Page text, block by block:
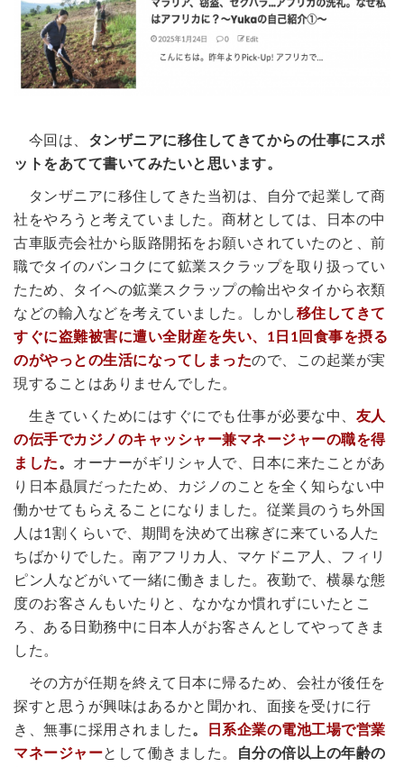
今回は、 タンザニアに移住してきてからの仕事にスポ
ットをあてて書いてみたいと思います。
タンザニアに移住してきた当初は、自分で起業して商
社をやろうと考えていました。商材としては、日本の中
古車販売会社から販路開拓をお願いされていたのと、前
職でタイのバンコクにて鉱業スクラップを取り扱ってい
たため、タイへの鉱業スクラップの輸出やタイから衣類
などの輸入などを考えていました。しかし移住してきて
すぐに盗難被害に遭い全財産を失い、1日1回食事を摂る
のがやっとの生活になってしまったので、この起業が実
現することはありませんでした。
生きていくためにはすぐにでも仕事が必要な中、 友人
の伝手でカジノのキャッシャー兼マネージャーの職を得
ました。 オーナーがギリシャ人で、日本に来たことがあ
り日本贔屓だったため、カジノのことを全く知らない中
働かせてもらえることになりました。従業員のうち外国
人は1割くらいで、期間を決めて出稼ぎに来ている人た
ちばかりでした。南アフリカ人、マケドニア人、フィリ
ピン人などがいて一緒に働きました。夜勤で、横暴な態
度のお客さんもいたりと、なかなか慣れずにいたとこ
ろ、ある日勤務中に日本人がお客さんとしてやってきま
した。
その方が任期を終えて日本に帰るため、会社が後任を
探すと思うが興味はあるかと聞かれ、面接を受けに行
き、無事に採用されました。
日系企業の電池工場で営業
マネージャーとして働きました。
自分の倍以上の年齢の